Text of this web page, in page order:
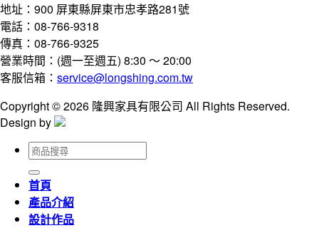
地址：900 屏東縣屏東市忠孝路281號
電話：08-766-9318
傳真：08-766-9325
營業時間：(週一至週五) 8:30 ～ 20:00
客服信箱： service@longshing.com.tw
Copyright © 2026 隆興家具有限公司 All Rights Reserved.
Design by
搜
尋
關
鍵
字:
首頁
產品介紹
設計作品